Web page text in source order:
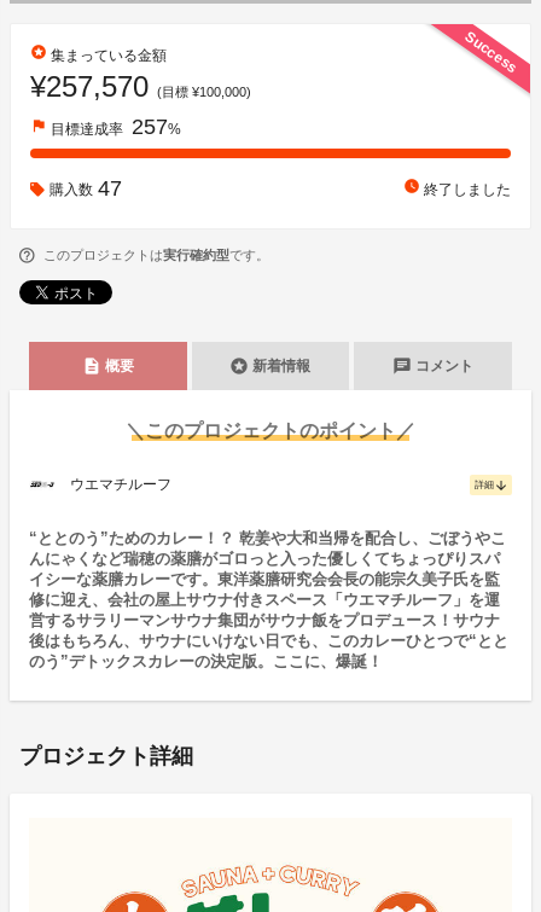
Success
stars 集まっている金額
¥257,570 (目標 ¥100,000)
flag 目標達成率 257%
購入数 47 watch_later 終了しました
このプロジェクトは実行確約型です。
description 概要 stars 新着情報 chat コメント
＼このプロジェクトのポイント／
ウエマチルーフ 詳細 arrow_downward
“ととのう”ためのカレー！？ 乾姜や大和当帰を配合し、ごぼうやこ
んにゃくなど瑞穂の薬膳がゴロっと入った優しくてちょっぴりスパ
イシーな薬膳カレーです。東洋薬膳研究会会長の能宗久美子氏を監
修に迎え、会社の屋上サウナ付きスペース「ウエマチルーフ」を運
営するサラリーマンサウナ集団がサウナ飯をプロデュース！サウナ
後はもちろん、サウナにいけない日でも、このカレーひとつで“とと
のう”デトックスカレーの決定版。ここに、爆誕！
プロジェクト詳細